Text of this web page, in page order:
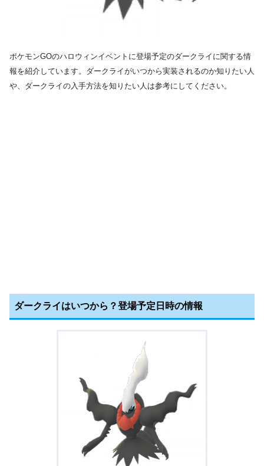
ポケモンGOのハロウィンイベントに登場予定のダークライに関する情
報を紹介しています。ダークライがいつから実装されるのか知りたい人
や、ダークライの入手方法を知りたい人は参考にしてください。
ダークライはいつから？登場予定日時の情報